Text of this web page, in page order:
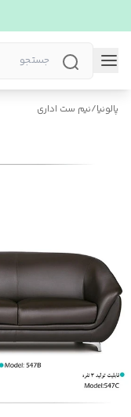
پالونیا/نیم ست اداری